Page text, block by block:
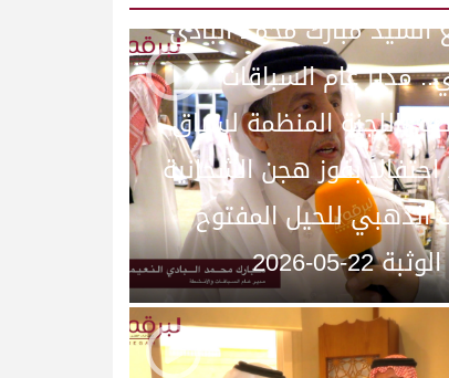
السيد مبارك محمد البادي
مدير عام السباقات
باللجنة المنظمة لسباق
بفوز هجن الشحانية
الذهبي للحيل المفتوح
22-05-2026